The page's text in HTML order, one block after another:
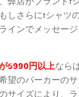
しさらにtシャツ
インでメッセー
5990円以上なら
望のパーカーの
サイズにより、